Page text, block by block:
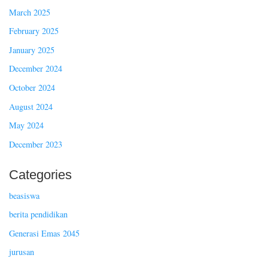
March 2025
February 2025
January 2025
December 2024
October 2024
August 2024
May 2024
December 2023
Categories
beasiswa
berita pendidikan
Generasi Emas 2045
jurusan